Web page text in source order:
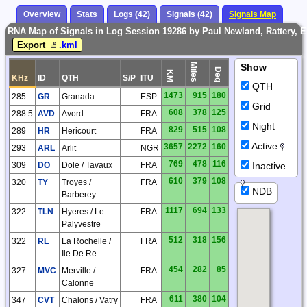
Overview Stats Logs (42) Signals (42) Signals Map
RNA Map of Signals in Log Session 19286 by Paul Newland, Rattery,
Export
.kml
KHz ID QTH S/P ITU KM Miles Deg
285 GR Granada ESP 1473 915 180
288.5 AVD Avord FRA 608 378 125
289
HR Hericourt FRA 829 515 108
293
ARL Arlit NGR 3657 2272 160
309
DO Dole / Tavaux FRA 769 478 116
320
TY
Troyes /
Barberey
FRA 610 379 108
322 TLN
Hyeres / Le
Palyvestre
FRA 1117 694 133
322 RL
La Rochelle /
Ile De Re
FRA 512 318 156
327 MVC
Merville /
Calonne
FRA 454 282 85
347 CVT Chalons / Vatry FRA 611 380 104
Show
QTH
Grid
Night
Active
Inactive
NDB